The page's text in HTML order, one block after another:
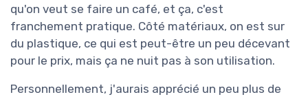
qu'on veut se faire un café, et ça, c'est
franchement pratique. Côté matériaux, on est sur
du plastique, ce qui est peut-être un peu décevant
pour le prix, mais ça ne nuit pas à son utilisation.
Personnellement, j'aurais apprécié un peu plus de